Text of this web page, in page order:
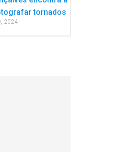
tornados
2024